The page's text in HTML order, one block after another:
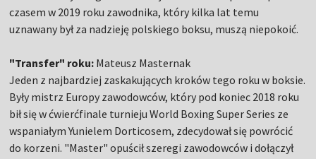
czasem w 2019 roku zawodnika, który kilka lat temu
uznawany był za nadzieję polskiego boksu, muszą niepokoić.
"Transfer" roku: Mateusz Masternak
Jeden z najbardziej zaskakujących kroków tego roku w boksie.
Były mistrz Europy zawodowców, który pod koniec 2018 roku
bił się w ćwierćfinale turnieju World Boxing Super Series ze
wspaniałym Yunielem Dorticosem, zdecydował się powrócić
do korzeni. "Master" opuścił szeregi zawodowców i dołączył